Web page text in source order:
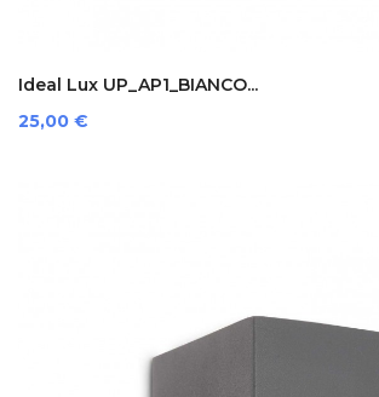
Ideal Lux UP_AP1_BIANCO...
Preis
25,00 €